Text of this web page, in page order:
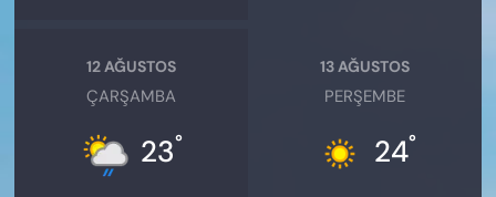
12 AĞUSTOS
ÇARŞAMBA
23°
13 AĞUSTOS
PERŞEMBE
24°